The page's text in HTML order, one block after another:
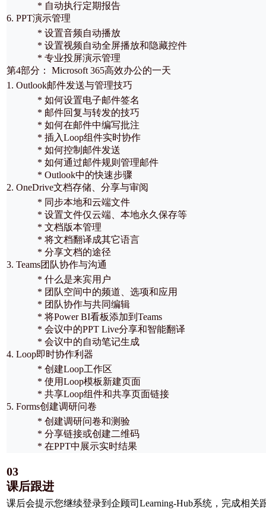
* 自动执行定期报告
6. PPT演示管理
* 设置音频自动播放
* 设置视频自动全屏播放和隐藏控件
* 专业投屏演示管理
第4部分： Microsoft 365高效办公的一天
1. Outlook邮件发送与管理技巧
* 如何设置电子邮件签名
* 邮件回复与转发的技巧
* 如何在邮件中编写批注
* 插入Loop组件实时协作
* 如何控制邮件发送
* 如何通过邮件规则管理邮件
* Outlook中的快速步骤
2. OneDrive文档存储、分享与审阅
* 同步本地和云端文件
* 设置文件仅云端、本地永久保存等
* 文档版本管理
* 将文档翻译成其它语言
* 分享文档的途径
3. Teams团队协作与沟通
* 什么是来宾用户
* 团队空间中的频道、选项和应用
* 团队协作与共同编辑
* 将Power BI看板添加到Teams
* 会议中的PPT Live分享和智能翻译
* 会议中的自动笔记生成
4. Loop即时协作利器
* 创建Loop工作区
* 使用Loop模板新建页面
* 共享Loop组件和共享页面链接
5. Forms创建调研问卷
* 创建调研问卷和测验
* 分享链接或创建二维码
* 在PPT中展示实时结果
03
课后跟进
课后会提示您继续登录到企顾司Learning-Hub系统，完成相关